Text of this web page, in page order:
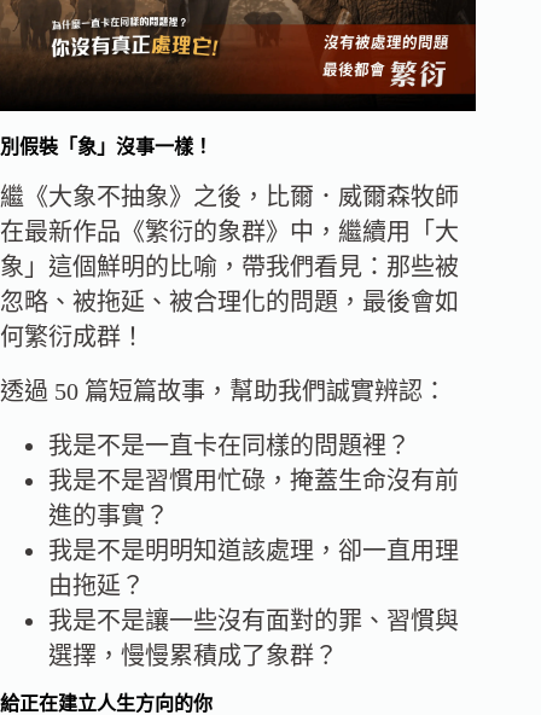
別假裝「象」沒事一樣！
繼《大象不抽象》之後，比爾．威爾森牧師
在最新作品《繁衍的象群》中，繼續用「大
象」這個鮮明的比喻，帶我們看見：那些被
忽略、被拖延、被合理化的問題，最後會如
何繁衍成群！
透過 50 篇短篇故事，幫助我們誠實辨認：
我是不是一直卡在同樣的問題裡？
我是不是習慣用忙碌，掩蓋生命沒有前
進的事實？
我是不是明明知道該處理，卻一直用理
由拖延？
我是不是讓一些沒有面對的罪、習慣與
選擇，慢慢累積成了象群？
給正在建立人生方向的你